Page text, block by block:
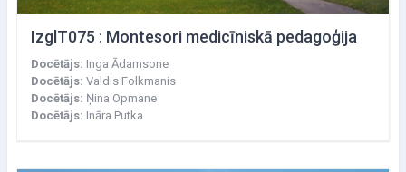
IzglT075 : Montesori medicīniskā pedagoģija
Docētājs: Inga Ādamsone
Docētājs: Valdis Folkmanis
Docētājs: Ņina Opmane
Docētājs: Ināra Putka